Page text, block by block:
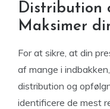
Distribution
Maksimer
For at sikre, at din
af mange i
distribution og
identificere de mest